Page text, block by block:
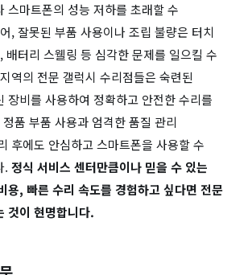
스마트폰의 성능 저하를 초래할 수
, 잘못된 부품 사용이나 조립 불량은 터치
배터리 스웰링 등 심각한 문제를 일으킬 수
역의 전문 갤럭시 수리점들은 숙련된
장비를 사용하여 정확하고 안전한 수리를
품 부품 사용과 엄격한 품질 관리
후에도 안심하고 스마트폰을 사용할 수
. 정식 서비스 센터만큼이나 믿을 수 있는
용, 빠른 수리 속도를 경험하고 싶다면 전문
것이 현명합니다.